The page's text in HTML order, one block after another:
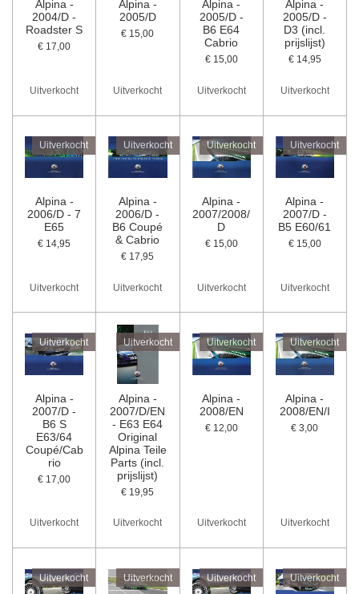
Alpina -
2004/D -
Roadster S
€ 17,00
Uitverkocht
Alpina -
2005/D
€ 15,00
Uitverkocht
Alpina -
2005/D -
B6 E64
Cabrio
€ 15,00
Uitverkocht
Alpina -
2005/D -
D3 (incl.
prijslijst)
€ 14,95
Uitverkocht
Uitverkocht
Alpina -
2006/D - 7
E65
€ 14,95
Uitverkocht
Uitverkocht
Alpina -
2006/D -
B6 Coupé
& Cabrio
€ 17,95
Uitverkocht
Uitverkocht
Alpina -
2007/2008/
D
€ 15,00
Uitverkocht
Uitverkocht
Alpina -
2007/D -
B5 E60/61
€ 15,00
Uitverkocht
Uitverkocht
Alpina -
2007/D -
B6 S
E63/64
Coupé/Cab
rio
€ 17,00
Uitverkocht
Uitverkocht
Alpina -
2007/D/EN
- E63 E64
Original
Alpina Teile
Parts (incl.
prijslijst)
€ 19,95
Uitverkocht
Uitverkocht
Alpina -
2008/EN
€ 12,00
Uitverkocht
Uitverkocht
Alpina -
2008/EN/I
€ 3,00
Uitverkocht
Uitverkocht Uitverkocht Uitverkocht Uitverkocht